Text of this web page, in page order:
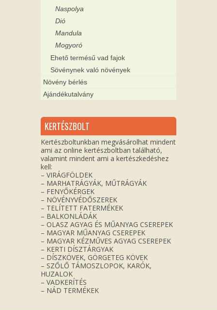
Naspolya
Dió
Mandula
Mogyoró
Ehető termésű vad fajok
Sövénynek való növények
Növény bérlés
Ajándékutalvány
KERTÉSZBOLT
Kertészboltunkban megvásárolhat mindent
ami az online kertészboltban található,
valamint mindent ami a kertészkedéshez
kell:
– VIRÁGFÖLDEK
– MARHATRÁGYÁK, MŰTRÁGYÁK
– FENYŐKÉRGEK
– NÖVÉNYVÉDŐSZEREK
– TELÍTETT FATERMÉKEK
– BALKONLÁDÁK
– OLASZ AGYAG ÉS MŰANYAG CSEREPEK
– MAGYAR MŰANYAG CSEREPEK
– MAGYAR KÉZMŰVES AGYAG CSEREPEK
– KERTI DÍSZTÁRGYAK
– DÍSZKÖVEK, GÖRGETEG KÖVEK
– SZŐLŐ TÁMOSZLOPOK, KARÓK,
HUZALOK
– VADKERÍTÉS
– NÁD TERMÉKEK